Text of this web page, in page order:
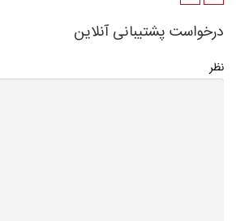
درخواست پشتیبانی آنلاین
نظر